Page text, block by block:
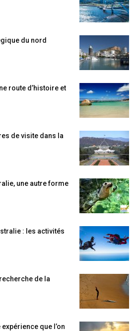
du nord
route d’histoire et
de visite dans la
une autre forme
: les activités
de la
que l’on